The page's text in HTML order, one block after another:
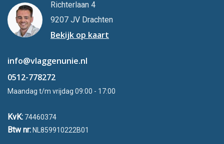
Richterlaan 4
9207 JV Drachten
Bekijk op kaart
info@vlaggenunie.nl
0512-778272
Maandag t/m vrijdag 09:00 - 17:00
KvK: 74460374
Btw nr: NL859910222B01